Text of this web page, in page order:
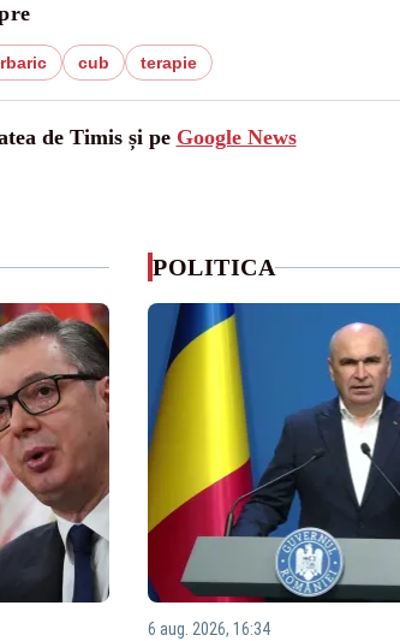
cub terapie
de Timis și pe Google News
POLITICA
6 aug. 2026, 16:34